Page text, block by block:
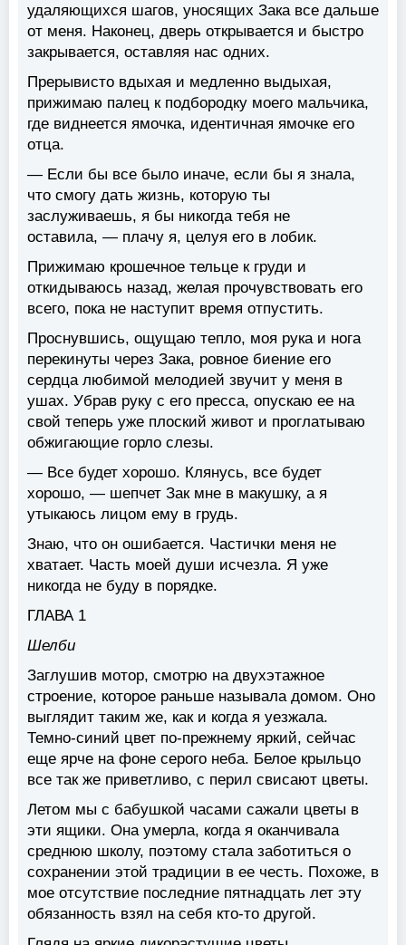
удаляющихся шагов, уносящих Зака все дальше
от меня. Наконец, дверь открывается и быстро
закрывается, оставляя нас одних.
Прерывисто вдыхая и медленно выдыхая,
прижимаю палец к подбородку моего мальчика,
где виднеется ямочка, идентичная ямочке его
отца.
— Если бы все было иначе, если бы я знала,
что смогу дать жизнь, которую ты
заслуживаешь, я бы никогда тебя не
оставила, — плачу я, целуя его в лобик.
Прижимаю крошечное тельце к груди и
откидываюсь назад, желая прочувствовать его
всего, пока не наступит время отпустить.
Проснувшись, ощущаю тепло, моя рука и нога
перекинуты через Зака, ровное биение его
сердца любимой мелодией звучит у меня в
ушах. Убрав руку с его пресса, опускаю ее на
свой теперь уже плоский живот и проглатываю
обжигающие горло слезы.
— Все будет хорошо. Клянусь, все будет
хорошо, — шепчет Зак мне в макушку, а я
утыкаюсь лицом ему в грудь.
Знаю, что он ошибается. Частички меня не
хватает. Часть моей души исчезла. Я уже
никогда не буду в порядке.
ГЛАВА 1
Шелби
Заглушив мотор, смотрю на двухэтажное
строение, которое раньше называла домом. Оно
выглядит таким же, как и когда я уезжала.
Темно-синий цвет по-прежнему яркий, сейчас
еще ярче на фоне серого неба. Белое крыльцо
все так же приветливо, с перил свисают цветы.
Летом мы с бабушкой часами сажали цветы в
эти ящики. Она умерла, когда я оканчивала
среднюю школу, поэтому стала заботиться о
сохранении этой традиции в ее честь. Похоже, в
мое отсутствие последние пятнадцать лет эту
обязанность взял на себя кто-то другой.